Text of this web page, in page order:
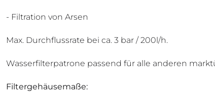
- Filtration von Arsen
Max. Durchflussrate bei ca. 3 bar / 200l/h.
Wasserfilterpatrone passend für alle anderen
Filtergehäusemaße: